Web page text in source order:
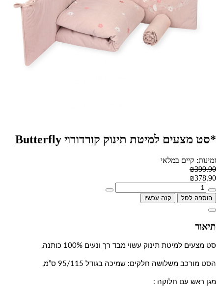
*סט מצעים למיטת תינוק קורדורוי Butterfly
זמינות: קיים במלאי
₪399.90
₪378.90
הוספה לסל קנה עכשיו
תיאור
סט מצעים למיטת תינוק עשוי מבד רך ונעים 100% כותנה,
הסט מורכב משלושה חלקים: שמיכה בגודל 95/115 ס”מ,
מגן ראש עם חלוקה :